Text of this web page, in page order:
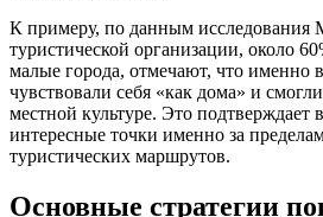
К примеру, по данным исследования
туристической организации, около
малые города, отмечают, что именно
чувствовали себя «как дома» и
местной культуре. Это подтверждает
интересные точки именно за
туристических маршрутов.
Основные стратегии